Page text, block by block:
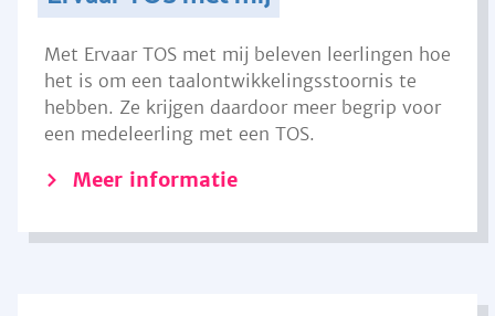
Met Ervaar TOS met mij beleven leerlingen hoe
het is om een taalontwikkelingsstoornis te
hebben. Ze krijgen daardoor meer begrip voor
een medeleerling met een TOS.
Meer informatie